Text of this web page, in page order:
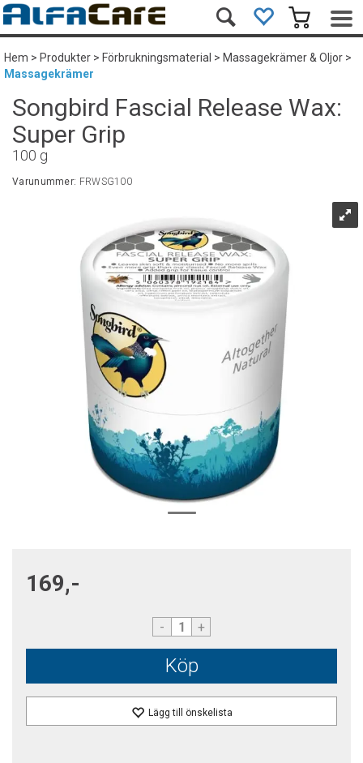
Hem>Produkter>Förbrukningsmaterial >Massagekrämer & Oljor>
Massagekrämer
Songbird Fascial Release Wax:
Super Grip
100 g
Varunummer: FRWSG100
169,-
- +
Köp
Lägg till önskelista